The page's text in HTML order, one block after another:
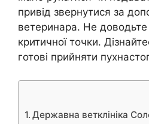
привід звернутися за
ветеринара. Не
критичної точки.
готові прийняти
Державна ветклініка